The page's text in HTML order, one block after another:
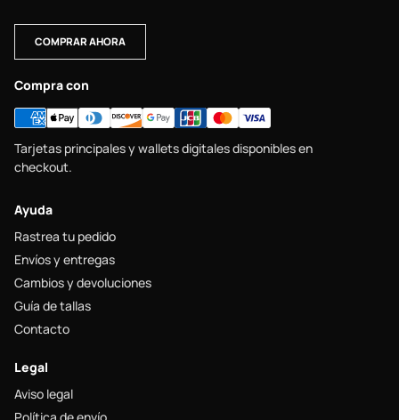
COMPRAR AHORA
Compra con
Tarjetas principales y wallets digitales disponibles en
checkout.
Ayuda
Rastrea tu pedido
Envíos y entregas
Cambios y devoluciones
Guía de tallas
Contacto
Legal
Aviso legal